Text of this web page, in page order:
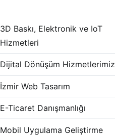
3D Baskı, Elektronik ve IoT
Hizmetleri
Dijital Dönüşüm Hizmetlerimiz
İzmir Web Tasarım
E-Ticaret Danışmanlığı
Mobil Uygulama Geliştirme